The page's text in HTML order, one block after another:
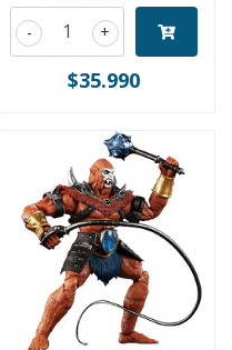
+
-
$35.990